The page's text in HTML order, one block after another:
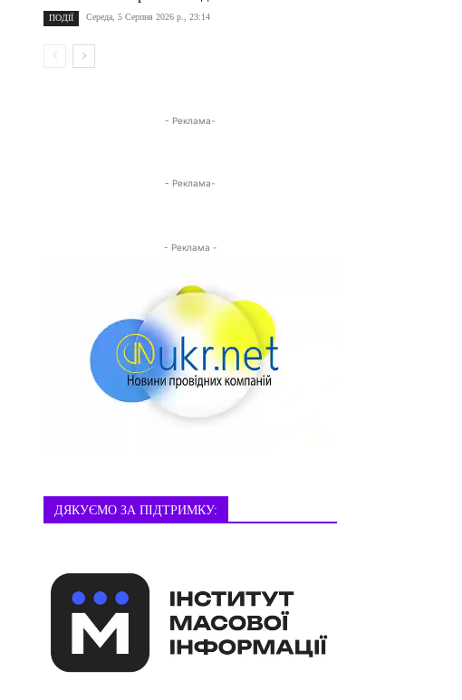
ПОДІЇ Середа, 5 Серпня 2026 р., 23:14
- Реклама-
- Реклама-
- Реклама -
ДЯКУЄМО ЗА ПІДТРИМКУ: